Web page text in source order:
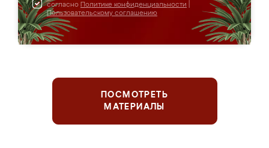
согласно Политике конфиденциальности
Пользовательскому соглашению
ПОСМОТРЕТЬ
МАТЕРИАЛЫ